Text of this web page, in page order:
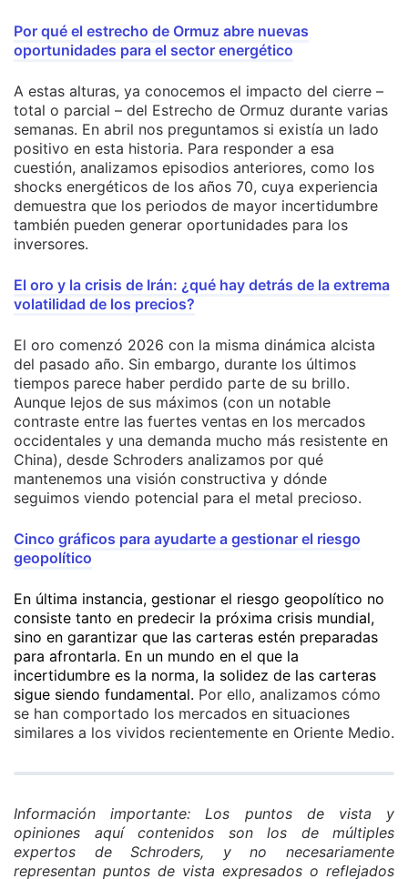
Por qué el estrecho de Ormuz abre nuevas
oportunidades para el sector energético
A estas alturas, ya conocemos el impacto del cierre –
total o parcial – del Estrecho de Ormuz durante varias
semanas. En abril nos preguntamos si existía un lado
positivo en esta historia. Para responder a esa
cuestión, analizamos episodios anteriores, como los
shocks energéticos de los años 70, cuya experiencia
demuestra que los periodos de mayor incertidumbre
también pueden generar oportunidades para los
inversores.
El oro y la crisis de Irán: ¿qué hay detrás de la extrema
volatilidad de los precios?
El oro comenzó 2026 con la misma dinámica alcista
del pasado año. Sin embargo, durante los últimos
tiempos parece haber perdido parte de su brillo.
Aunque lejos de sus máximos (con un notable
contraste entre las fuertes ventas en los mercados
occidentales y una demanda mucho más resistente en
China), desde Schroders analizamos por qué
mantenemos una visión constructiva y dónde
seguimos viendo potencial para el metal precioso.
Cinco gráficos para ayudarte a gestionar el riesgo
geopolítico
En última instancia, gestionar el riesgo geopolítico no
consiste tanto en predecir la próxima crisis mundial,
sino en garantizar que las carteras estén preparadas
para afrontarla. En un mundo en el que la
incertidumbre es la norma, la solidez de las carteras
sigue siendo fundamental. Por ello, analizamos cómo
se han comportado los mercados en situaciones
similares a los vividos recientemente en Oriente Medio.
Información importante: Los puntos de vista y
opiniones aquí contenidos son los de múltiples
expertos de Schroders, y no necesariamente
representan puntos de vista expresados o reflejados